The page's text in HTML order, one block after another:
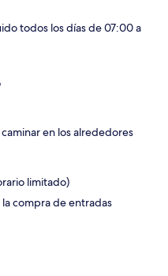
todos los días de 07:00 a
en los alrededores
limitado)
compra de entradas